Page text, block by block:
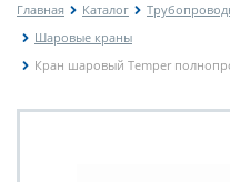
Главная Каталог
Шаровые краны
Кран шаровый Temper